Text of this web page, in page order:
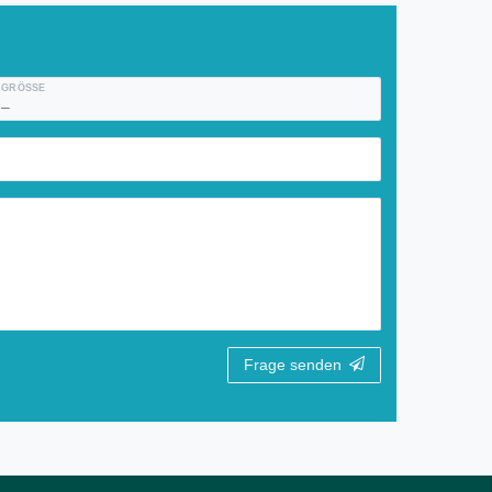
GRÖSSE
Frage senden